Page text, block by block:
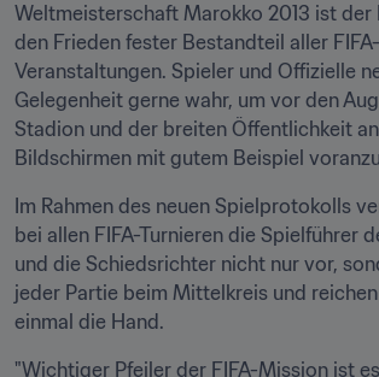
Weltmeisterschaft Marokko 2013 ist der
den Frieden fester Bestandteil aller FIFA-
Veranstaltungen. Spieler und Offizielle
Gelegenheit gerne wahr, um vor den
Stadion und der breiten Öffentlichkeit
Bildschirmen mit gutem Beispiel
Im Rahmen des neuen Spielprotokolls
bei allen FIFA-Turnieren die Spielführer
und die Schiedsrichter nicht nur vor,
jeder Partie beim Mittelkreis und
einmal die Hand.
"Wichtiger Pfeiler der FIFA-Mission ist